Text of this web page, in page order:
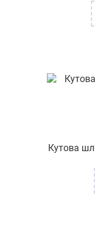
Кутова